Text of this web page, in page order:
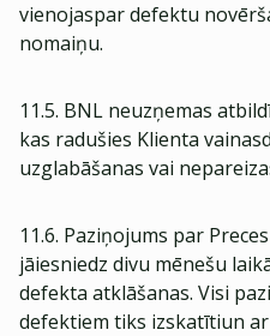
vienojaspar defektu
nomaiņu.
11.5. BNL neuzņemas
kas radušies Klienta
uzglabāšanas vai
11.6. Paziņojums par
jāiesniedz divu mēnešu
defekta atklāšanas. Visi
defektiem tiks izskatītiun